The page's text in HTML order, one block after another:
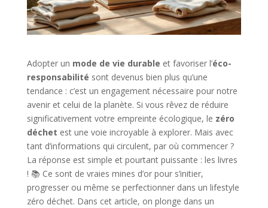
Adopter un mode de vie durable et favoriser l’éco-
responsabilité sont devenus bien plus qu’une
tendance : c’est un engagement nécessaire pour notre
avenir et celui de la planète. Si vous rêvez de réduire
significativement votre empreinte écologique, le zéro
déchet est une voie incroyable à explorer. Mais avec
tant d’informations qui circulent, par où commencer ?
La réponse est simple et pourtant puissante : les livres
! 📚 Ce sont de vraies mines d’or pour s’initier,
progresser ou même se perfectionner dans un lifestyle
zéro déchet. Dans cet article, on plonge dans un